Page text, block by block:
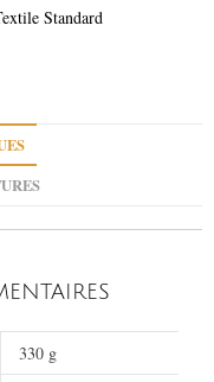
Standard
330 g